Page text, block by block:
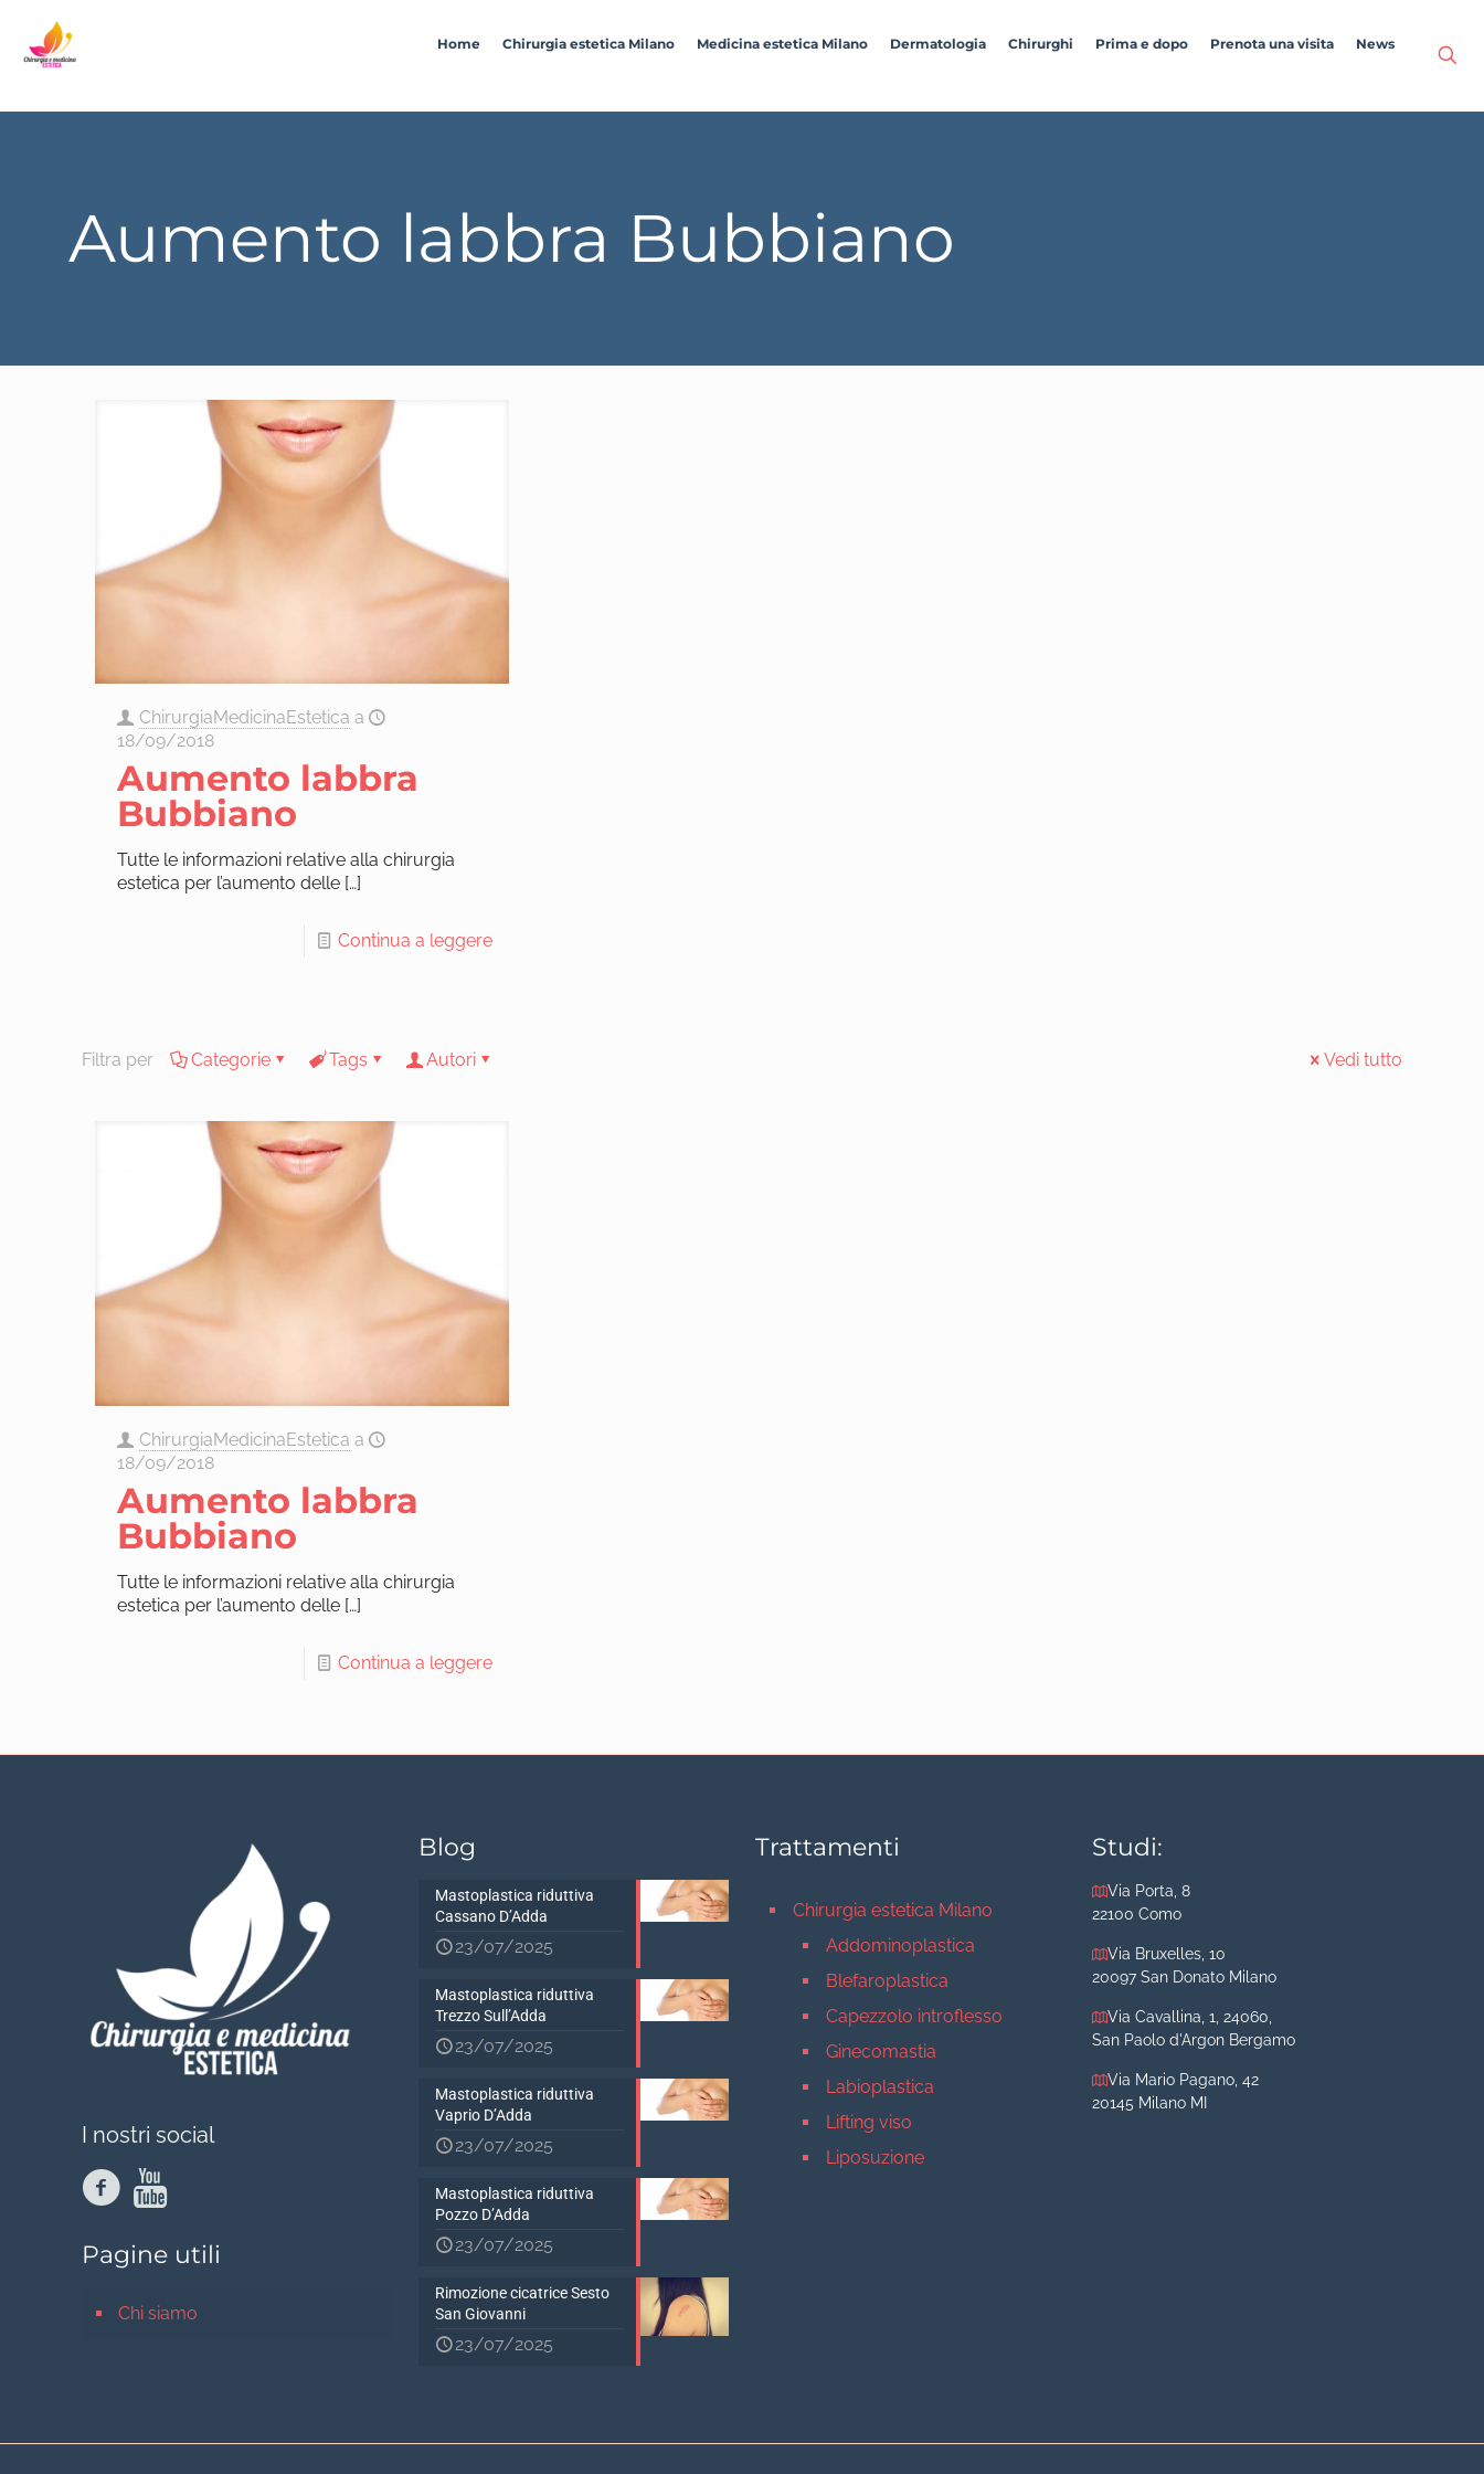
Home Chirurgia estetica Milano Medicina estetica Milano Dermatologia Chirurghi Prima e dopo Prenota una visita News
Aumento labbra Bubbiano
ChirurgiaMedicinaEstetica a
18/09/2018
Aumento labbra
Bubbiano
Tutte le informazioni relative alla chirurgia
estetica per l’aumento delle[…]
Continua a leggere
Filtra per Categorie Tags Autori Vedi tutto
ChirurgiaMedicinaEstetica a
18/09/2018
Aumento labbra
Bubbiano
Tutte le informazioni relative alla chirurgia
estetica per l’aumento delle[…]
Continua a leggere
I nostri social
Pagine utili
Chi siamo
Blog
Mastoplastica riduttiva
Cassano D’Adda
23/07/2025
Mastoplastica riduttiva
Trezzo Sull’Adda
23/07/2025
Mastoplastica riduttiva
Vaprio D’Adda
23/07/2025
Mastoplastica riduttiva
Pozzo D’Adda
23/07/2025
Rimozione cicatrice Sesto
San Giovanni
23/07/2025
Trattamenti
Chirurgia estetica Milano
Addominoplastica
Blefaroplastica
Capezzolo introflesso
Ginecomastia
Labioplastica
Lifting viso
Liposuzione
Aumento labbra
Studi:
Via Porta, 8
22100 Como
Via Bruxelles, 10
20097 San Donato Milano
Via Cavallina, 1, 24060,
San Paolo d'Argon Bergamo
Via Mario Pagano, 42
20145 Milano MI